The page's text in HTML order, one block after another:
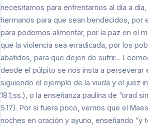
necesitamos para enfrentarnos al día a
hermanos para que sean bendecidos, por
para podernos alimentar, por la paz en el
que la violencia sea erradicada, por los
abatidos, para que dejen de sufrir…
desde el púlpito se nos insta a perseverar
siguiendo el ejemplo de la viuda y el juez
18.1,ss.), o la enseñanza paulina de “orad
5.17). Por si fuera poco, vemos que el
noches en oración y ayuno, enseñando “y